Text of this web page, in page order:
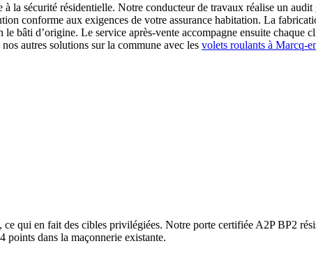
à la sécurité résidentielle. Notre conducteur de travaux réalise un
conforme aux exigences de votre assurance habitation. La
bâti d’origine. Le service après-vente accompagne ensuite chaque
autres solutions sur la commune avec les volets roulants à Marcq-
qui en fait des cibles privilégiées. Notre porte certifiée A2P BP2
points dans la maçonnerie existante.